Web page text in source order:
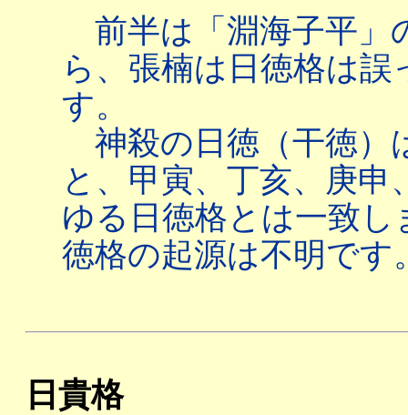
前半は「淵海子平」
ら、張楠は日徳格は
す。
神殺の日徳（干徳）
と、甲寅、丁亥、庚
ゆる日徳格とは一致
徳格の起源は不明です
日貴格